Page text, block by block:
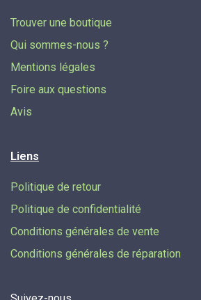
Trouver une boutique
Qui sommes-nous ?
Mentions légales
Foire aux questions
Avis
Liens
Politique de retour
Politique de confidentialité
Conditions générales de vente
Conditions générales de réparation